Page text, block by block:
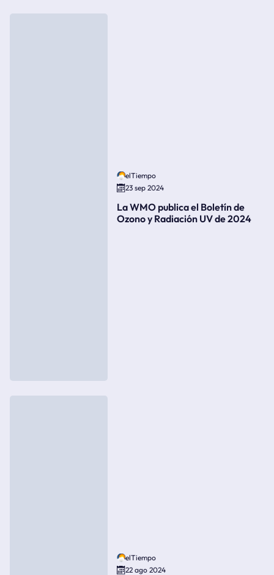
elTiempo
23 sep 2024
La WMO publica el Boletín de
Ozono y Radiación UV de 2024
elTiempo
22 ago 2024